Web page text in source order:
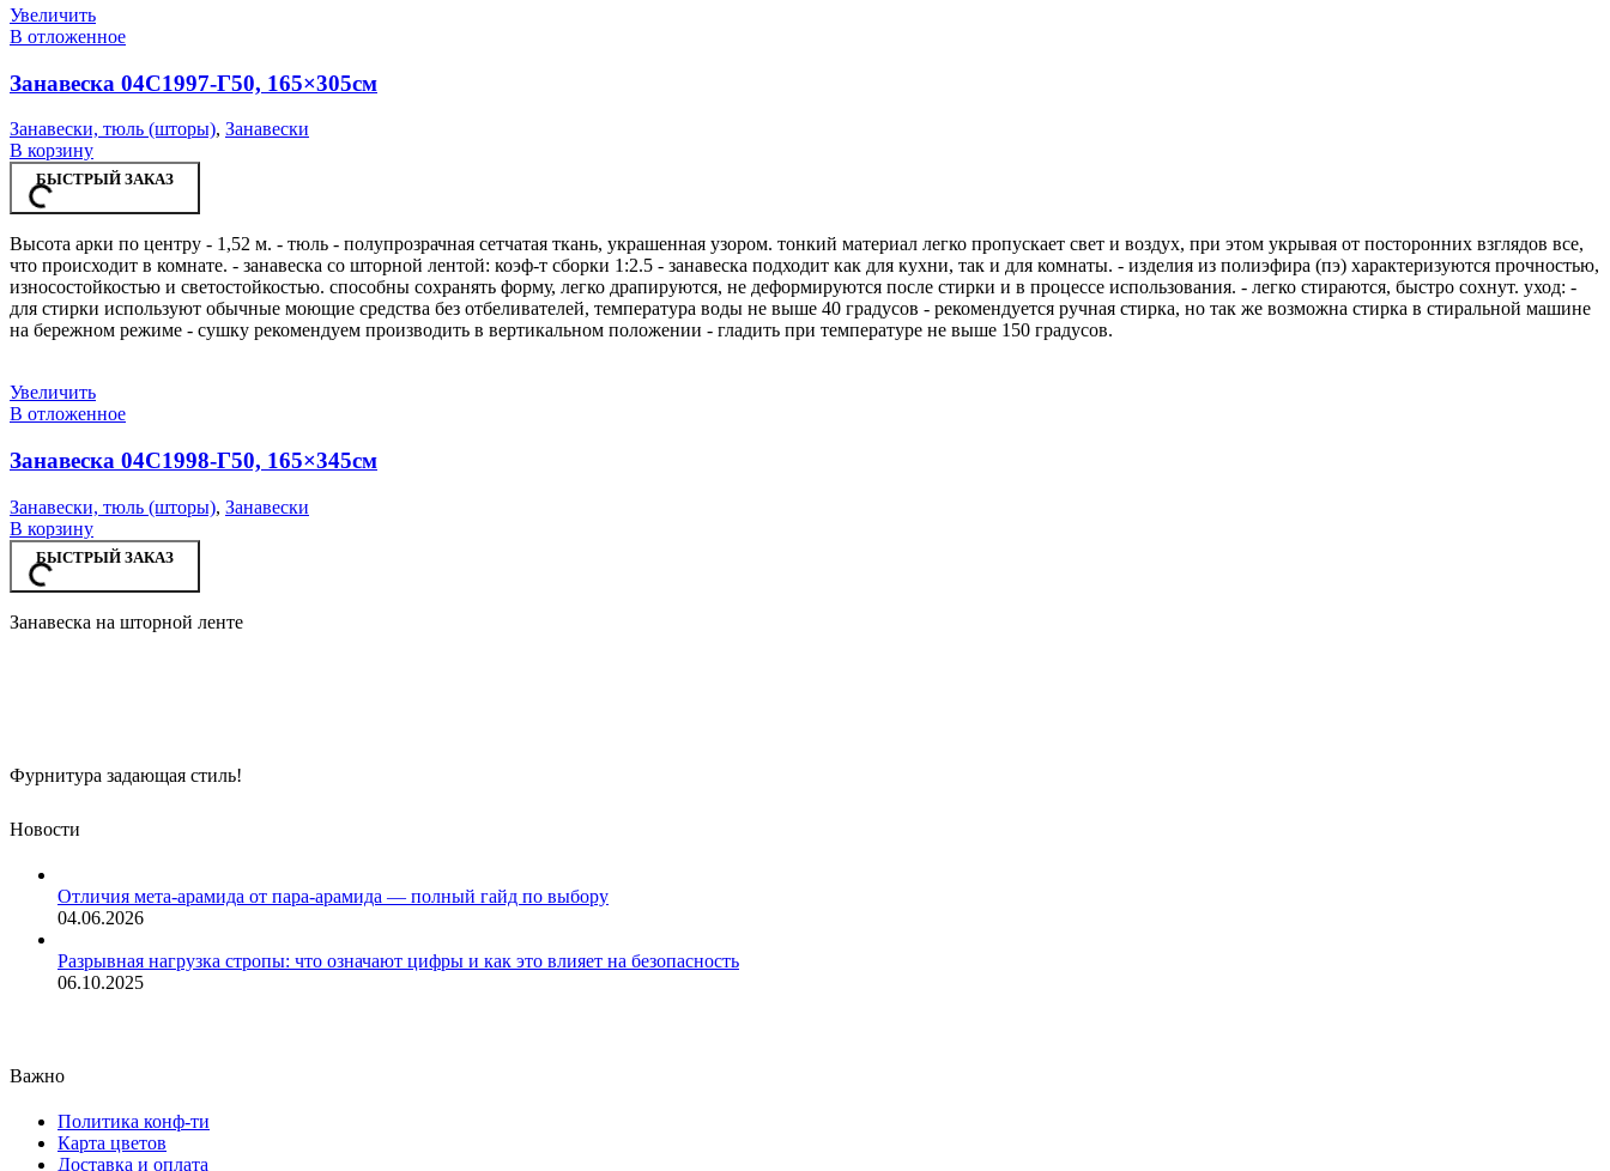
Увеличить
В отложенное
Занавеска 04С1997-Г50, 165×305см
Занавески, тюль (шторы), Занавески
В корзину
БЫСТРЫЙ ЗАКАЗ
Высота арки по центру - 1,52 м. - тюль - полупрозрачная сетчатая ткань, украшенная узором. тонкий материал легко пропускает свет и воздух, при этом укрывая от посторонних взглядов все,
что происходит в комнате. - занавеска со шторной лентой: коэф-т сборки 1:2.5 - занавеска подходит как для кухни, так и для комнаты. - изделия из полиэфира (пэ) характеризуются прочностью,
износостойкостью и светостойкостью. способны сохранять форму, легко драпируются, не деформируются после стирки и в процессе использования. - легко стираются, быстро сохнут. уход: -
для стирки используют обычные моющие средства без отбеливателей, температура воды не выше 40 градусов - рекомендуется ручная стирка, но так же возможна стирка в стиральной машине
на бережном режиме - сушку рекомендуем производить в вертикальном положении - гладить при температуре не выше 150 градусов.
Увеличить
В отложенное
Занавеска 04С1998-Г50, 165×345см
Занавески, тюль (шторы), Занавески
В корзину
БЫСТРЫЙ ЗАКАЗ
Занавеска на шторной ленте
Фурнитура задающая стиль!
Новости
Отличия мета-арамида от пара-арамида — полный гайд по выбору
04.06.2026
Разрывная нагрузка стропы: что означают цифры и как это влияет на безопасность
06.10.2025
Важно
Политика конф-ти
Карта цветов
Доставка и оплата